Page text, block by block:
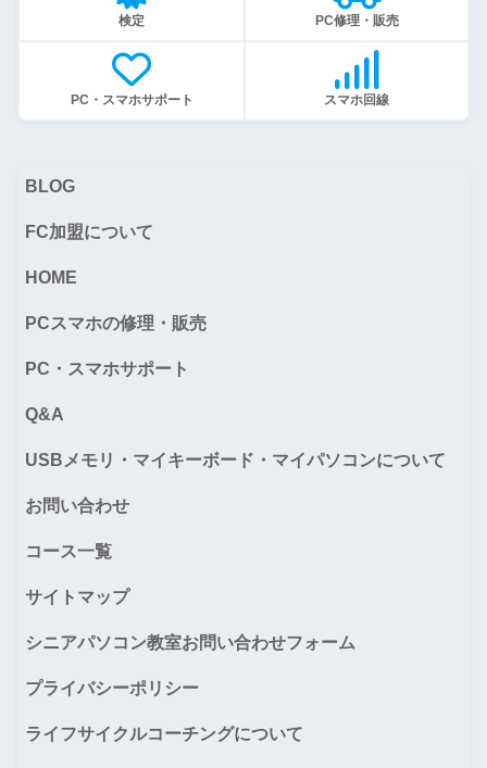
検定 PC修理・販売
PC・スマホサポート スマホ回線
BLOG
FC加盟について
HOME
PCスマホの修理・販売
PC・スマホサポート
Q&A
USBメモリ・マイキーボード・マイパソコンについて
お問い合わせ
コース一覧
サイトマップ
シニアパソコン教室お問い合わせフォーム
プライバシーポリシー
ライフサイクルコーチングについて